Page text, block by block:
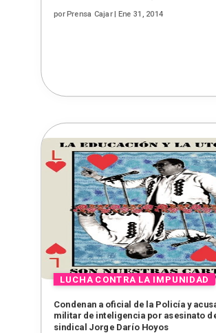
porPrensa Cajar| Ene 31, 2014
Condenan a oficial de la Policía y
militar de inteligencia por asesinato
sindical Jorge Darío Hoyos